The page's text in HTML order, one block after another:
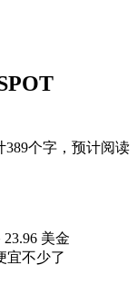
个字，预计阅读
美金
宜不少了